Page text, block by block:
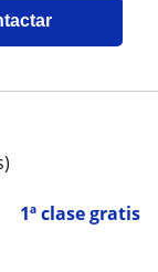
1ª clase gratis